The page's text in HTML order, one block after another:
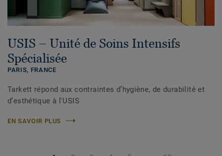
USIS – Unité de Soins Intensifs
Spécialisée
PARIS, FRANCE
Tarkett répond aux contraintes d’hygiène, de durabilité et
d’esthétique à l'USIS
EN SAVOIR PLUS